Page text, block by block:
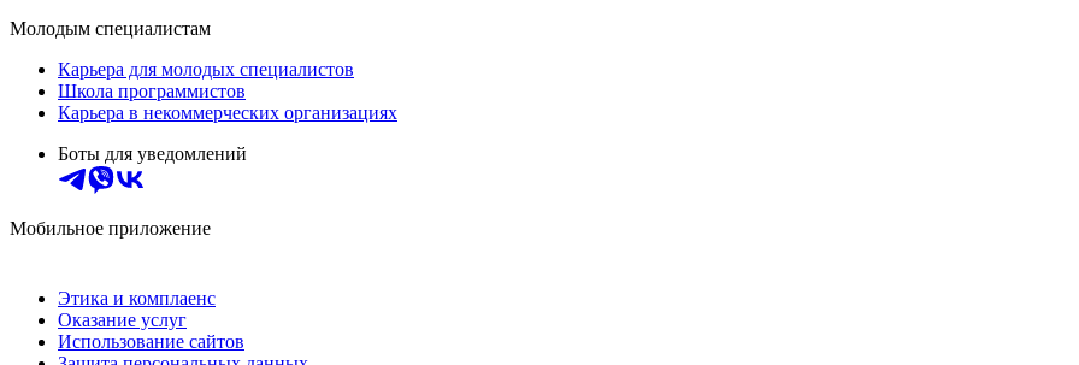
Молодым специалистам
Карьера для молодых специалистов
Школа программистов
Карьера в некоммерческих организациях
Боты для уведомлений
Мобильное приложение
Этика и комплаенс
Оказание услуг
Использование сайтов